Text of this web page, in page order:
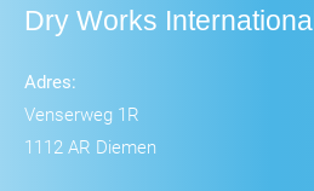
Dry Works International
Adres:
Venserweg 1R
1112 AR Diemen